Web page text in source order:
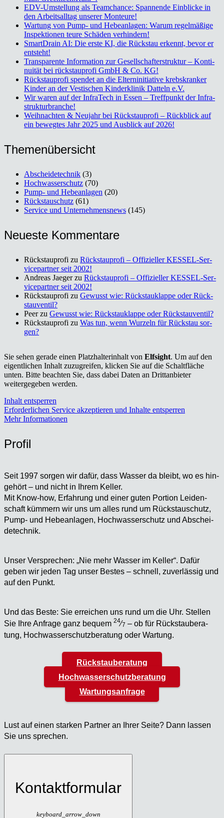
EDV-Umstel­lung als Team­chan­ce: Span­nen­de Ein­bli­cke in
den Arbeits­all­tag unse­rer Mon­teu­re!
War­tung von Pump- und Hebe­an­la­gen: War­um regel­mä­ßi­ge
Inspek­tio­nen teu­re Schä­den ver­hin­dern!
Smart­Drain AI: Die ers­te KI, die Rück­stau erkennt, bevor er
ent­steht!
Trans­pa­ren­te Infor­ma­ti­on zur Gesell­schaf­ter­struk­tur – Kon­ti­
nui­tät bei rück­stau­pro­fi GmbH & Co. KG!
Rück­stau­pro­fi spen­det an die Eltern­in­itia­ti­ve krebs­kran­ker
Kin­der an der Ves­ti­schen Kin­der­kli­nik Dat­teln e.V.
Wir waren auf der Infra­Tech in Essen – Treff­punkt der Infra­
struk­tur­bran­che!
Weih­nach­ten & Neu­jahr bei Rück­stau­pro­fi – Rück­blick auf
ein beweg­tes Jahr 2025 und Aus­blick auf 2026!
The­men­über­sicht
Abscheidetechnik (3)
Hochwasserschutz (70)
Pump- und Hebeanlagen (20)
Rückstauschutz (61)
Service und Unternehmensnews (145)
Neu­es­te Kom­men­ta­re
Rückstauprofi zu Rück­stau­pro­fi – Offi­zi­el­ler KES­SEL-Ser­
vice­part­ner seit 2002!
Andreas Jaegerzu Rück­stau­pro­fi – Offi­zi­el­ler KES­SEL-Ser­
vice­part­ner seit 2002!
Rückstauprofi zu Gewusst wie: Rück­stau­klap­pe oder Rück­
stau­ven­til?
Peerzu Gewusst wie: Rück­stau­klap­pe oder Rück­stau­ven­til?
Rückstauprofi zu Was tun, wenn Wur­zeln für Rück­stau sor­
gen?
Sie sehen gerade einen Platzhalterinhalt von Elfsight. Um auf den
eigentlichen Inhalt zuzugreifen, klicken Sie auf die Schaltfläche
unten. Bitte beachten Sie, dass dabei Daten an Drittanbieter
weitergegeben werden.
Inhalt entsperren
Erforderlichen Service akzeptieren und Inhalte entsperren
Mehr Informationen
Pro­fil
Seit 1997 sor­gen wir dafür, dass Was­ser da bleibt, wo es hin­
ge­hört – und nicht in Ihrem Kel­ler.
Mit Know-how, Erfah­rung und einer guten Por­ti­on Lei­den­
schaft küm­mern wir uns um alles rund um Rückstau­schutz,
Pump- und Hebe­an­la­gen, Hoch­was­ser­schutz und Abschei­
de­tech­nik.
Unser Ver­spre­chen: „Nie mehr Was­ser im Kel­ler“. Dafür
geben wir jeden Tag unser Bes­tes – schnell, zuver­läs­sig und
auf den Punkt.
Und das Bes­te: Sie errei­chen uns rund um die Uhr. Stel­len
Sie Ihre Anfra­ge ganz bequem 24⁄7 – ob für Rück­stau­be­ra­
tung, Hoch­was­ser­schutz­be­ra­tung oder War­tung.
Rückstauberatung
Hochwasserschutzberatung
Wartungsanfrage
Lust auf einen star­ken Part­ner an Ihrer Sei­te? Dann las­sen
Sie uns spre­chen.
Kontaktformular
keyboard_arrow_down